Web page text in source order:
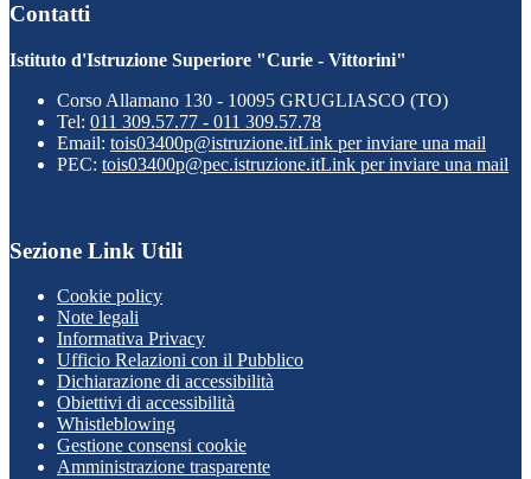
Contatti
Istituto d'Istruzione Superiore "Curie - Vittorini"
Corso Allamano 130 - 10095 GRUGLIASCO (TO)
Tel: 011 309.57.77 - 011 309.57.78
Email: tois03400p@istruzione.itLink per inviare una mail
PEC: tois03400p@pec.istruzione.itLink per inviare una mail
Sezione Link Utili
Cookie policy
Note legali
Informativa Privacy
Ufficio Relazioni con il Pubblico
Dichiarazione di accessibilità
Obiettivi di accessibilità
Whistleblowing
Gestione consensi cookie
Amministrazione trasparente